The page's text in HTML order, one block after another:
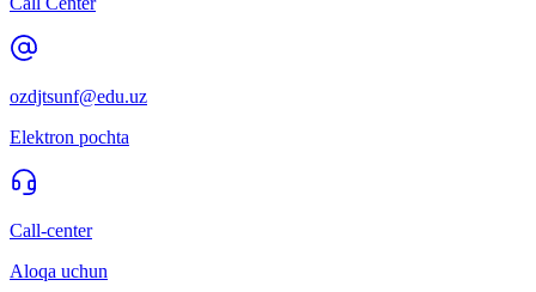
ozdjtsunf@edu.uz
Elektron pochta
Call-center
Aloqa uchun